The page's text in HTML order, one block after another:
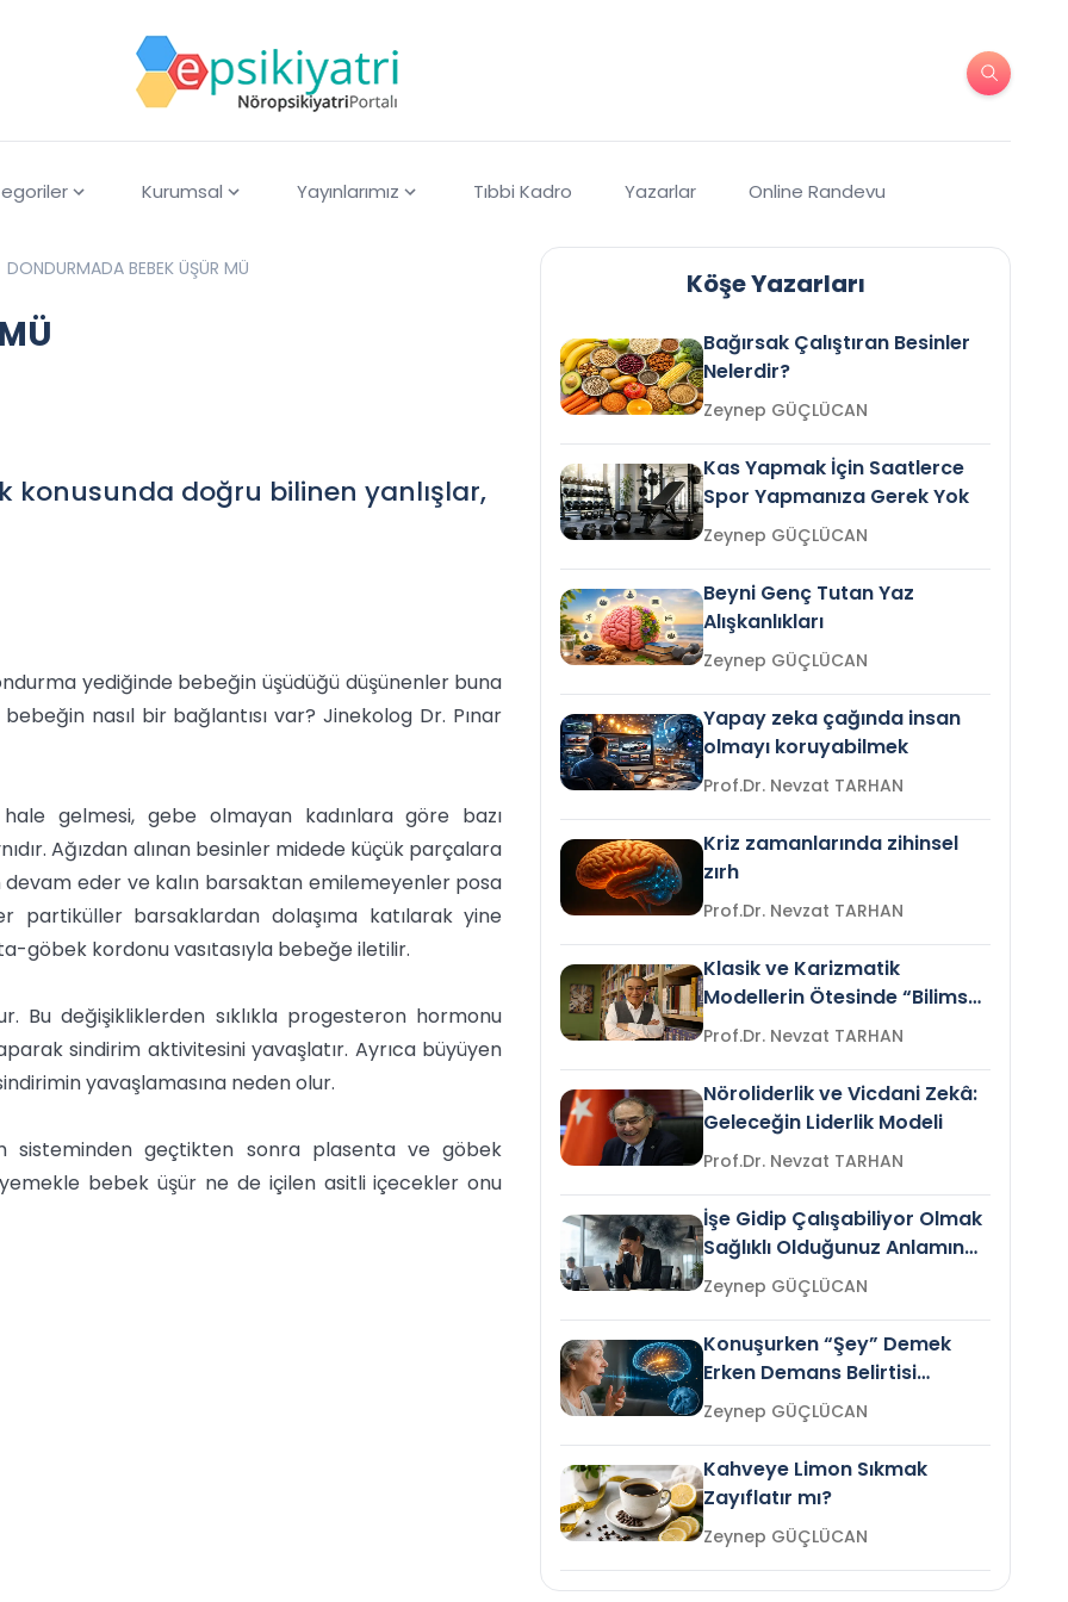
Kurumsal Yayınlarımız Tıbbi Kadro Yazarlar Online Randevu
DONDURMADA BEBEK ÜŞÜR MÜ
konusunda doğru bilinen yanlışlar,
yediğinde bebeğin üşüdüğü düşünenler buna
nasıl bir bağlantısı var? Jinekolog Dr. Pınar
gelmesi, gebe olmayan kadınlara göre bazı
Ağızdan alınan besinler midede küçük parçalara
devam eder ve kalın barsaktan emilemeyenler posa
partiküller barsaklardan dolaşıma katılarak yine
göbek kordonu vasıtasıyla bebeğe iletilir.
Bu değişikliklerden sıklıkla progesteron hormonu
sindirim aktivitesini yavaşlatır. Ayrıca büyüyen
yavaşlamasına neden olur.
sisteminden geçtikten sonra plasenta ve göbek
bebek üşür ne de içilen asitli içecekler onu
Köşe Yazarları
Bağırsak Çalıştıran Besinler
Nelerdir?
Zeynep GÜÇLÜCAN
Kas Yapmak İçin Saatlerce
Spor Yapmanıza Gerek Yok
Zeynep GÜÇLÜCAN
Beyni Genç Tutan Yaz
Alışkanlıkları
Zeynep GÜÇLÜCAN
Yapay zeka çağında insan
olmayı koruyabilmek
Prof.Dr. Nevzat TARHAN
Kriz zamanlarında zihinsel
zırh
Prof.Dr. Nevzat TARHAN
Klasik ve Karizmatik
Modellerin Ötesinde “Bilimsel
Liderlik”
Prof.Dr. Nevzat TARHAN
Nöroliderlik ve Vicdani Zekâ:
Geleceğin Liderlik Modeli
Prof.Dr. Nevzat TARHAN
İşe Gidip Çalışabiliyor Olmak
Sağlıklı Olduğunuz Anlamına
Gelir mi?Zeynep GÜÇLÜCAN
Konuşurken “Şey” Demek
Erken Demans Belirtisi
Olabilir mi?Zeynep GÜÇLÜCAN
Kahveye Limon Sıkmak
Zayıflatır mı?
Zeynep GÜÇLÜCAN